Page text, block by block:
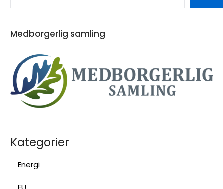
Medborgerlig samling
Kategorier
Energi
EU